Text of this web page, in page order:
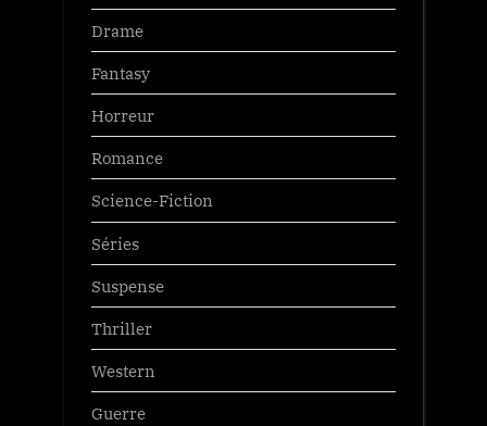
Drame
Fantasy
Horreur
Romance
Science-Fiction
Séries
Suspense
Thriller
Western
Guerre